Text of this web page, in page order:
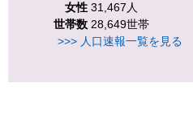
女性 31,467人
世帯数 28,649世帯
>>> 人口速報一覧を見る